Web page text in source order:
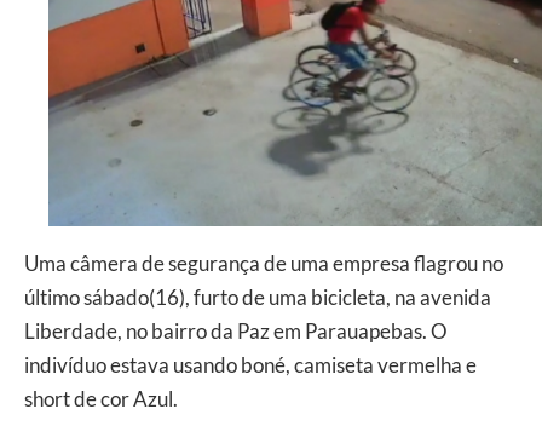
Uma câmera de segurança de uma empresa flagrou no
último sábado(16), furto de uma bicicleta, na avenida
Liberdade, no bairro da Paz em Parauapebas. O
indivíduo estava usando boné, camiseta vermelha e
short de cor Azul.